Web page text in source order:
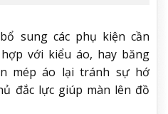
sung các phụ kiện cần
với kiểu áo, hay băng
mép áo lại tránh sự hớ
đắc lực giúp màn lên đồ